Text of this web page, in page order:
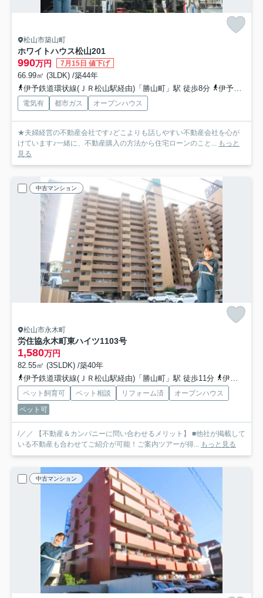
松山市築山町
ホワイトハウス松山201
990万円 7月15日 値下げ
66.99㎡ (3LDK) /築44年
伊予鉄道環状線(ＪＲ松山駅経由)「勝山町」駅 徒歩8分
伊予鉄バス「新立（愛媛県）」バス停下車 徒歩1分
電気有 都市ガス オープンハウス
★夫婦経営の不動産会社です♪どこよりも話しやすい不動産会社を心が
けています♪一緒に、不動産購入の方法から住宅ローンのこと...
もっと
見る
中古マンション
松山市永木町
労住協永木町東ハイツ1103号
1,580万円
82.55㎡ (3SLDK) /築40年
伊予鉄道環状線(ＪＲ松山駅経由)「勝山町」駅 徒歩11分
伊予鉄バス「北立花町」バス停下車 徒歩3分
ペット飼育可 ペット相談 リフォーム済
オープンハウス
ペット可
/／／ 【不動産＆カンパニーに問い合わせるメリット】 ■他社が掲載して
いる不動産も合わせてご紹介が可能！ご案内ツアーが得...
もっと見る
中古マンション